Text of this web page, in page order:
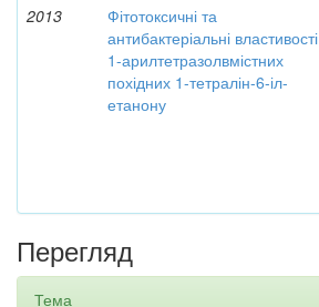
2013
Фітотоксичні та
антибактеріальні властивості
1-арилтетразолвмістних
похідних 1-тетралін-6-іл-
етанону
Перегляд
Тема